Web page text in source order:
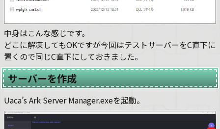
中身はこんな感じです。
どこに解凍してもOKですが今回はテストサーバーをC直下に
置くので同じC直下にしておきました。
サーバーを作成
Uaca’s Ark Server Manager.exeを起動。